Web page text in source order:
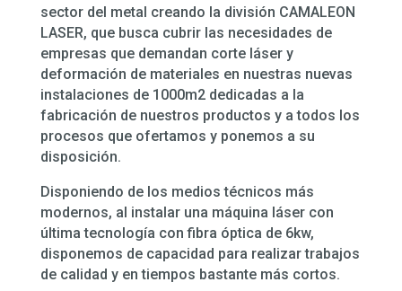
sector del metal creando la división CAMALEON
LASER, que busca cubrir las necesidades de
empresas que demandan corte láser y
deformación de materiales en nuestras nuevas
instalaciones de 1000m2 dedicadas a la
fabricación de nuestros productos y a todos los
procesos que ofertamos y ponemos a su
disposición.
Disponiendo de los medios técnicos más
modernos, al instalar una máquina láser con
última tecnología con fibra óptica de 6kw,
disponemos de capacidad para realizar trabajos
de calidad y en tiempos bastante más cortos.